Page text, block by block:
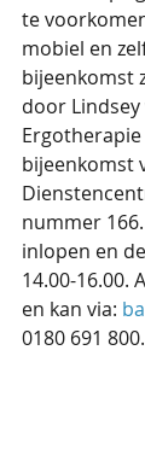
te
mobiel en
bijeenkomst
door
bijeenkomst
nummer
inlopen en
14.00-16.00.
en kan via:
0180 691 800.